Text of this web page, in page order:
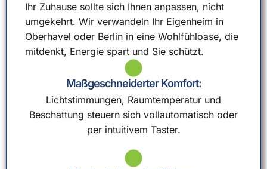
Ihr Zuhause sollte sich Ihnen anpassen, nicht
umgekehrt. Wir verwandeln Ihr Eigenheim in
Oberhavel oder Berlin in eine Wohlfühloase, die
mitdenkt, Energie spart und Sie schützt.
Maßgeschneiderter Komfort:
Lichtstimmungen, Raumtemperatur und
Beschattung steuern sich vollautomatisch oder
per intuitivem Taster.